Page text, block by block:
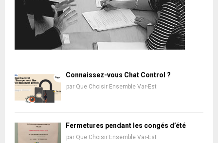
Connaissez-vous Chat Control ?
par Que Choisir Ensemble Var-Est
Fermetures pendant les congés d’été
par Que Choisir Ensemble Var-Est